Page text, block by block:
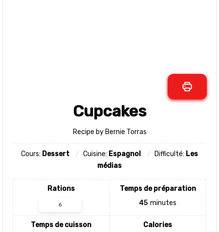
Cupcakes
Recipe by Bernie Torras
Cours: Dessert Cuisine: Espagnol Difficulté: Les
médias
Rations
Temps de préparation
45 minutes
Temps de cuisson
Calories